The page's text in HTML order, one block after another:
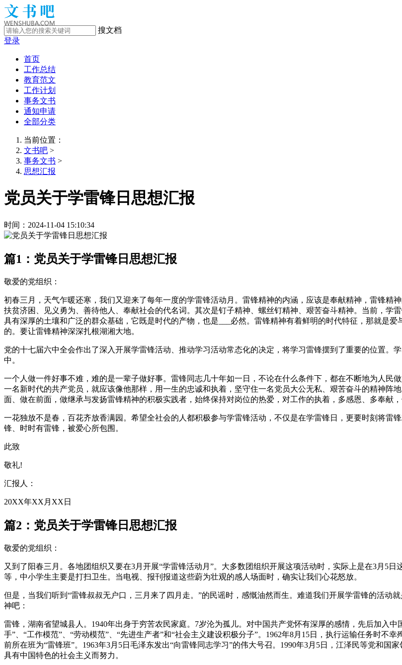
搜文档
登录
首页
工作总结
教育范文
工作计划
事务文书
通知申请
全部分类
当前位置：
文书吧 >
事务文书 >
思想汇报
党员关于学雷锋日思想汇报
时间：2024-11-04 15:10:34
篇1：党员关于学雷锋日思想汇报
敬爱的党组织：
初春三月，天气乍暖还寒，我们又迎来了每年一度的学雷锋活动月。雷锋精神的内涵，应该是奉献精神，雷锋精
扶贫济困、见义勇为、善待他人、奉献社会的代名词。其次是钉子精神、螺丝钉精神、艰苦奋斗精神。当前，学
具有深厚的土壤和广泛的群众基础，它既是时代的产物，也是___必然。雷锋精神有着鲜明的时代特征，那就是
的。要让雷锋精神深深扎根湖湘大地。
党的十七届六中全会作出了深入开展学雷锋活动、推动学习活动常态化的决定，将学习雷锋摆到了重要的位置。
中。
一个人做一件好事不难，难的是一辈子做好事。雷锋同志几十年如一日，不论在什么条件下，都在不断地为人民
一名新时代的共产党员，就应该像他那样，用一生的忠诚和执着，坚守住一名党员大公无私、艰苦奋斗的精神阵
面、做在前面，做继承与发扬雷锋精神的积极实践者，始终保持对岗位的热爱，对工作的执着，多感恩、多奉献
一花独放不是春，百花齐放香满园。希望全社会的人都积极参与学雷锋活动，不仅是在学雷锋日，更要时刻将雷
锋、时时有雷锋，被爱心所包围。
此致
敬礼!
汇报人：
20XX年XX月XX日
篇2：党员关于学雷锋日思想汇报
敬爱的党组织：
又到了阳春三月。各地团组织又要在3月开展“学雷锋活动月”。大多数团组织开展这项活动时，实际上是在3月5
等，中小学生主要是打扫卫生。当电视、报刊报道这些蔚为壮观的感人场面时，确实让我们心花怒放。
但是，当我们听到“雷锋叔叔无户口，三月来了四月走。”的民谣时，感慨油然而生。难道我们开展学雷锋的活动
神吧：
雷锋，湖南省望城县人。1940年出身于穷苦农民家庭。7岁沦为孤儿。对中国共产党怀有深厚的感情，先后加入
手”、“工作模范”、“劳动模范”、“先进生产者”和“社会主义建设积极分子”。1962年8月15日，执行运输任务时不
前所在班为“雷锋班”。1963年3月5日毛泽东发出“向雷锋同志学习”的伟大号召。1990年3月5日，江泽民等党和
具有中国特色的社会主义而努力。